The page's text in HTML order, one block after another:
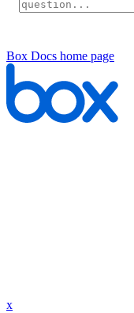
Box Docs home page
x